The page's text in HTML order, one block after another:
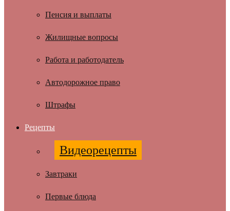
Пенсия и выплаты
Жилищные вопросы
Работа и работодатель
Автодорожное право
Штрафы
Рецепты
Видеорецепты
Завтраки
Первые блюда